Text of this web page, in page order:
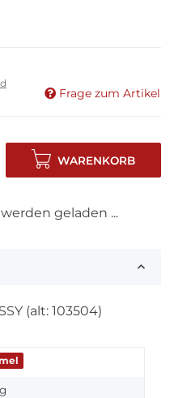
Frage zum Artikel
WARENKORB
geladen ...
(alt: 103504)